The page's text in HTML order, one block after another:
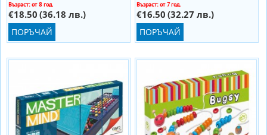
Възраст: от 8 год.
€18.50 (36.18 лв.)
ПОРЪЧАЙ
Възраст: от 7 год.
€16.50 (32.27 лв.)
ПОРЪЧАЙ